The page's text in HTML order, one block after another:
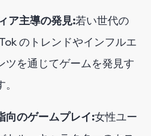
ア主導の発見:若い世代の
のトレンドやインフルエ
ツを通じてゲームを発見す
向のゲームプレイ:女性ユー